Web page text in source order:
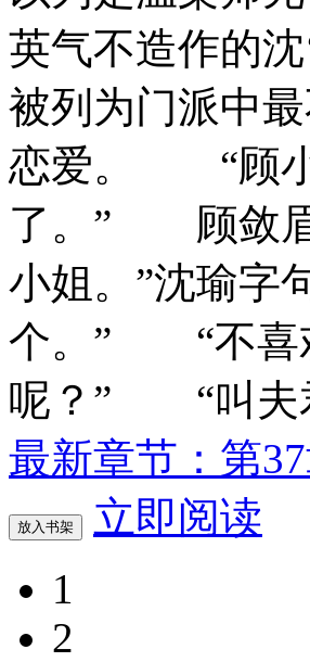
英气不造作的沈
被列为门派中
恋爱。 “顾小
了。” 顾敛
小姐。”沈瑜
个。” “不喜
呢？” “叫夫
最新章节：第
放入书架
立即阅读
1
2